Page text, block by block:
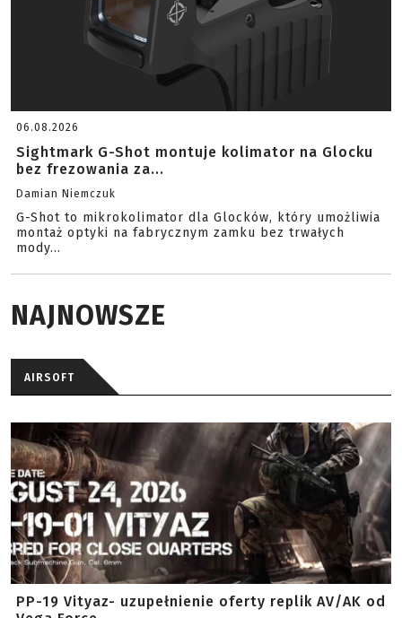
06.08.2026
Sightmark G-Shot montuje kolimator na Glocku
bez frezowania za...
Damian Niemczuk
G-Shot to mikrokolimator dla Glocków, który umożliwia
montaż optyki na fabrycznym zamku bez trwałych
mody...
NAJNOWSZE
AIRSOFT
PP-19 Vityaz- uzupełnienie oferty replik AV/AK od